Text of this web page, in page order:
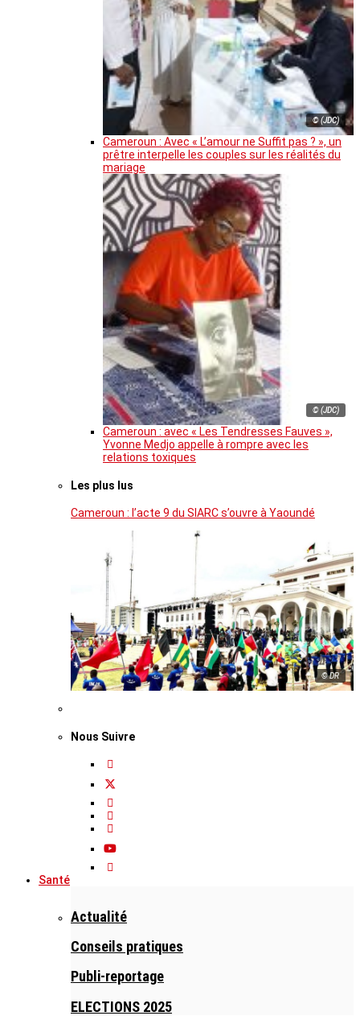
© (JDC)
Cameroun : Avec « L’amour ne Suffit pas ? », un
prêtre interpelle les couples sur les réalités du
mariage
© (JDC)
Cameroun : avec « Les Tendresses Fauves »,
Yvonne Medjo appelle à rompre avec les
relations toxiques
Les plus lus
Cameroun : l’acte 9 du SIARC s’ouvre à Yaoundé
© DR
Nous Suivre
Santé
Actualité
Conseils pratiques
Publi-reportage
ELECTIONS 2025